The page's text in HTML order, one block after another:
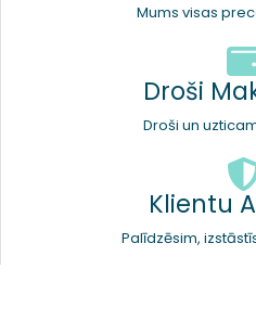
Mums visas
Droši
Droši un
Klientu
Palīdzēsim,